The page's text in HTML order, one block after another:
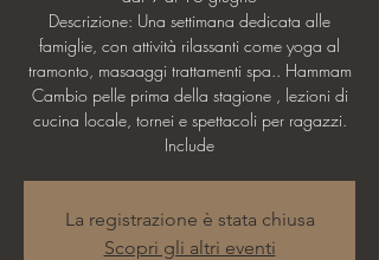
Descrizione: Una settimana dedicata alle
famiglie, con attività rilassanti come yoga al
tramonto, masaaggi trattamenti spa.. Hammam
Cambio pelle prima della stagione , lezioni di
cucina locale, tornei e spettacoli per ragazzi.
Include
La registrazione è stata chiusa
Scopri gli altri eventi